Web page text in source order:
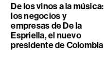
De los vinos a la música:
los negocios y
empresas de De la
Espriella, el nuevo
presidente de Colombia